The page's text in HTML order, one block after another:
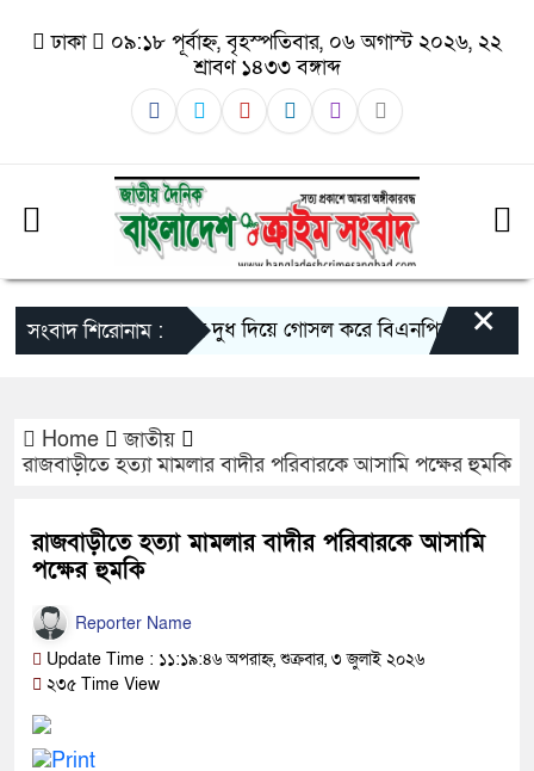
ঢাকা
০৯:১৮ পূর্বাহ্ন, বৃহস্পতিবার, ০৬ অগাস্ট ২০২৬, ২২
শ্রাবণ ১৪৩৩ বঙ্গাব্দ
সংবাদ শিরোনাম :গাজীপুরে দুধ দিয়ে গোসল করে বিএনপির রাজনীতি
×
Home
জাতীয়
রাজবাড়ীতে হত্যা মামলার বাদীর পরিবারকে আসামি পক্ষের হুমকি
রাজবাড়ীতে হত্যা মামলার বাদীর পরিবারকে আসামি
পক্ষের হুমকি
Reporter Name
Update Time : ১১:১৯:৪৬ অপরাহ্ন, শুক্রবার, ৩ জুলাই ২০২৬
২৩৫ Time View